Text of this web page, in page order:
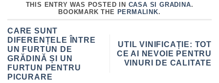
THIS ENTRY WAS POSTED IN CASA SI GRADINA.
BOOKMARK THE PERMALINK.
CARE SUNT
DIFERENȚELE ÎNTRE
UN FURTUN DE
GRĂDINĂ ȘI UN
FURTUN PENTRU
PICURARE
UTIL VINIFICAȚIE: TOT
CE AI NEVOIE PENTRU
VINURI DE CALITATE